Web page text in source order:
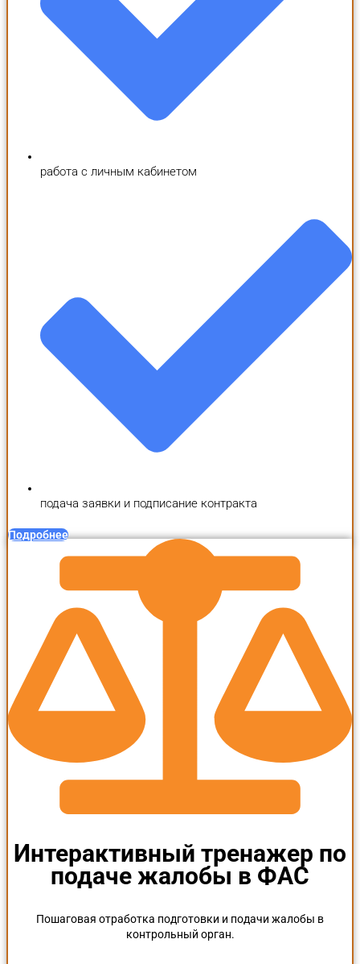
работа с личным кабинетом
подача заявки и подписание контракта
Подробнее
Интерактивный тренажер по
подаче жалобы в ФАС
Пошаговая отработка подготовки и подачи жалобы в
контрольный орган.